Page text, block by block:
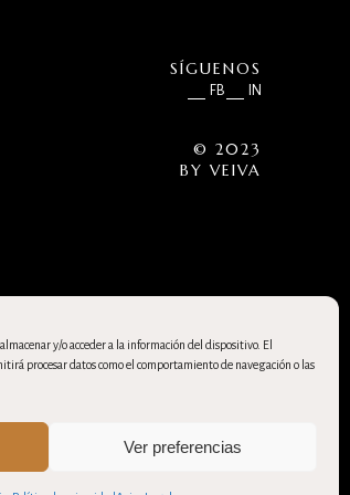
y/o acceder a la información del dispositivo. El
procesar datos como el comportamiento de navegación o las
Ver preferencias
SÍGUENOS
FB IN
© 2023
BY VEIVA